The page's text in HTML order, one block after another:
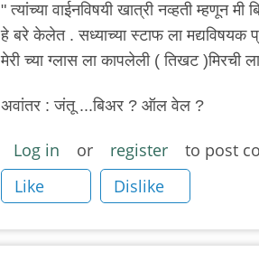
reply
to
प्रातिनिधिक
by
चिंतातुर
जंतू
" त्यांच्या वाईनविषयी खात्री नव्हती म्हणून मी
हे बरे केलेत . सध्याच्या स्टाफ ला
मेरी च्या ग्लास ला कापलेली ( तिखट )मिरची
अवांतर : जंतू ...बिअर ? ऑल वेल ?
Log in or register
to post
Like
Dislike